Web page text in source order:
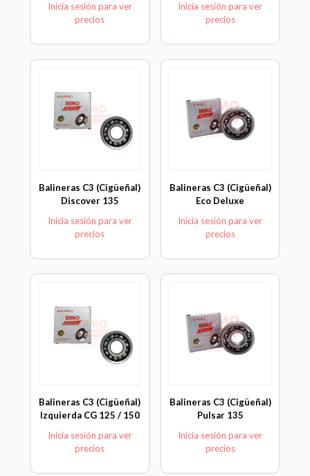
Inicia sesión para ver
precios
Inicia sesión para ver
precios
Balineras C3 (Cigüeñal)
Discover 135
Inicia sesión para ver
precios
Balineras C3 (Cigüeñal)
Eco Deluxe
Inicia sesión para ver
precios
Balineras C3 (Cigüeñal)
Izquierda CG 125 / 150
Inicia sesión para ver
precios
Balineras C3 (Cigüeñal)
Pulsar 135
Inicia sesión para ver
precios